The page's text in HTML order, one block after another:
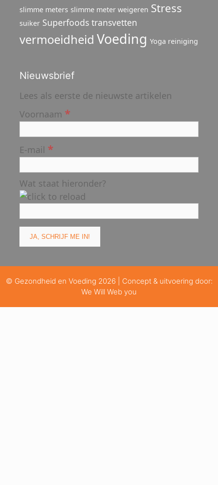
slimme meters slimme meter weigeren Stress
suiker Superfoods transvetten
vermoeidheid Voeding Yoga reiniging
Nieuwsbrief
Lees als eerste de nieuwste artikelen
Voornaam *
E-mail *
Wat staat hieronder?
© Gezondheid en Voeding 2026 | Concept & uitvoering door:
We Will Web you